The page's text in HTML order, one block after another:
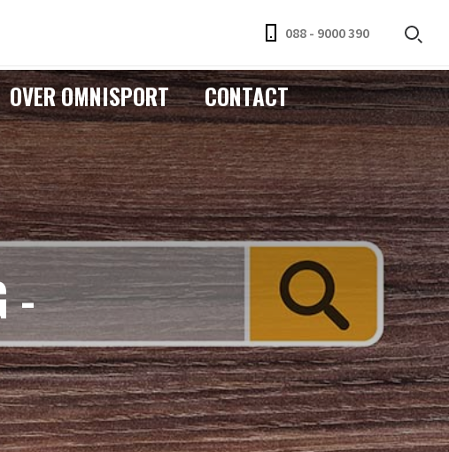
088 - 9000 390
OVER OMNISPORT CONTACT
-